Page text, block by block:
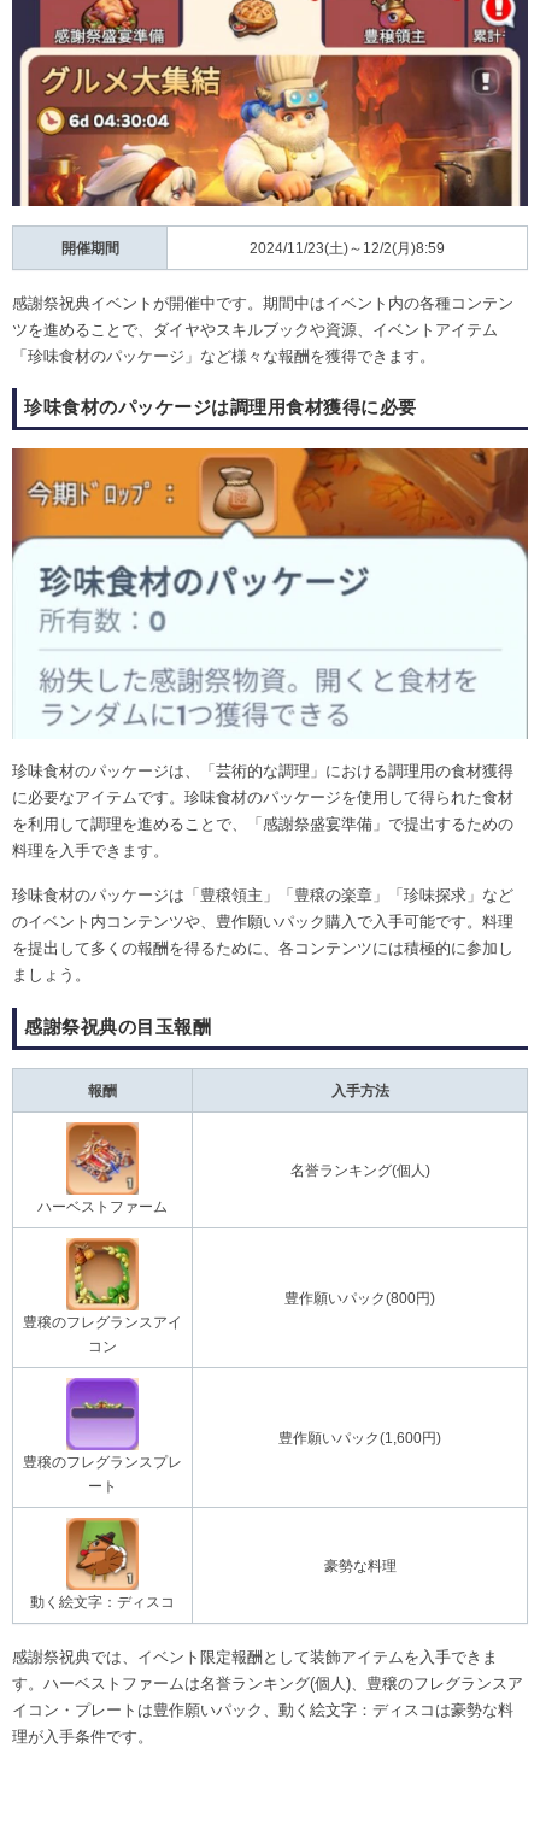
開催期間 2024/11/23(土)～12/2(月)8:59
感謝祭祝典イベントが開催中です。期間中はイベント内の各種コンテン
ツを進めることで、ダイヤやスキルブックや資源、イベントアイテム
「珍味食材のパッケージ」など様々な報酬を獲得できます。
珍味食材のパッケージは調理用食材獲得に必要
珍味食材のパッケージは、「芸術的な調理」における調理用の食材獲得
に必要なアイテムです。珍味食材のパッケージを使用して得られた食材
を利用して調理を進めることで、「感謝祭盛宴準備」で提出するための
料理を入手できます。
珍味食材のパッケージは「豊穣領主」「豊穣の楽章」「珍味探求」など
のイベント内コンテンツや、豊作願いパック購入で入手可能です。料理
を提出して多くの報酬を得るために、各コンテンツには積極的に参加し
ましょう。
感謝祭祝典の目玉報酬
報酬 入手方法
ハーベストファーム
名誉ランキング(個人)
豊穣のフレグランスアイ
コン
豊作願いパック(800円)
豊穣のフレグランスプレ
ート
豊作願いパック(1,600円)
動く絵文字：ディスコ
豪勢な料理
感謝祭祝典では、イベント限定報酬として装飾アイテムを入手できま
す。ハーベストファームは名誉ランキング(個人)、豊穣のフレグランスア
イコン・プレートは豊作願いパック、動く絵文字：ディスコは豪勢な料
理が入手条件です。